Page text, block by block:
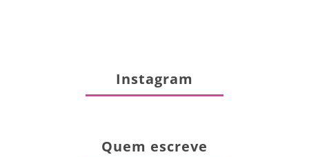
Instagram
Quem escreve